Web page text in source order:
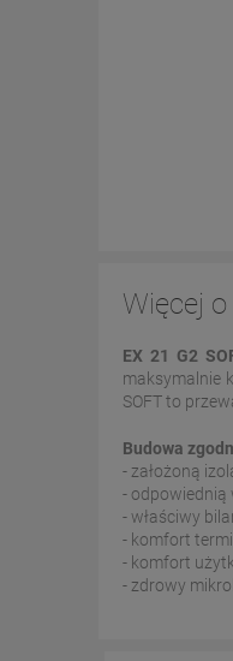
Więcej
EX 21 G2
maksymalnie
SOFT to
Budowa
- założoną
- odpowiednią
- właściwy
- komfort
- komfort
- zdrowy